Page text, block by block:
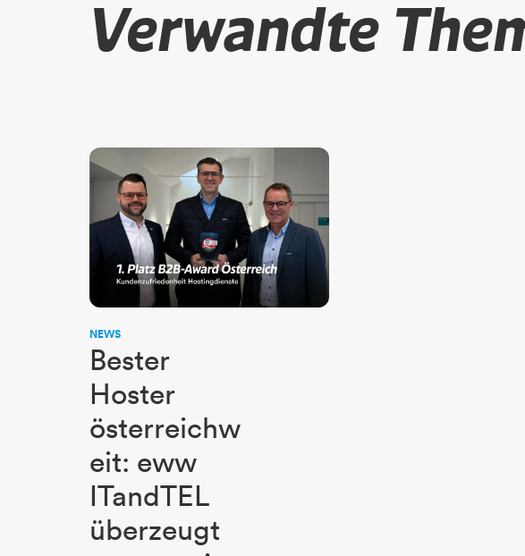
Verwandte
NEWS
Bester
Hoster
österreichw
eit: eww
ITandTEL
überzeugt